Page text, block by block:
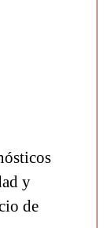
y
de